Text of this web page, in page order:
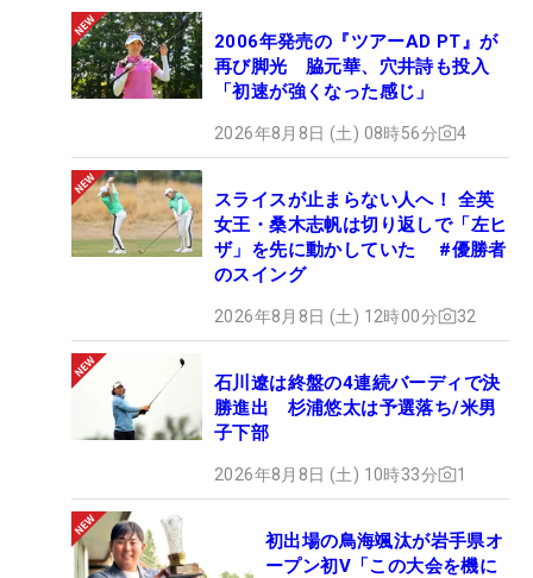
2006年発売の『ツアーAD PT』が
再び脚光 脇元華、穴井詩も投入
「初速が強くなった感じ」
2026年8月8日 (土) 08時56分 4
スライスが止まらない人へ！ 全英
女王・桑木志帆は切り返しで「左ヒ
ザ」を先に動かしていた #優勝者
のスイング
2026年8月8日 (土) 12時00分 32
石川遼は終盤の4連続バーディで決
勝進出 杉浦悠太は予選落ち/米男
子下部
2026年8月8日 (土) 10時33分 1
初出場の鳥海颯汰が岩手県オ
ープン初V「この大会を機に